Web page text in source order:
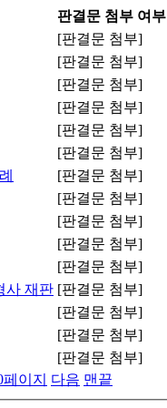
판결문 첨부 여부
[판결문 첨부]
[판결문 첨부]
[판결문 첨부]
[판결문 첨부]
[판결문 첨부]
[판결문 첨부]
[판결문 첨부]
[판결문 첨부]
[판결문 첨부]
[판결문 첨부]
[판결문 첨부]
사 재판 [판결문 첨부]
[판결문 첨부]
[판결문 첨부]
[판결문 첨부]
페이지 다음 맨끝